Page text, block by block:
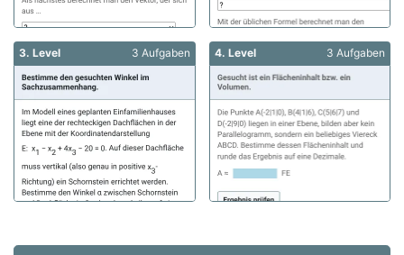
3. Level 3 Aufgaben 4. Level 3 Aufgaben